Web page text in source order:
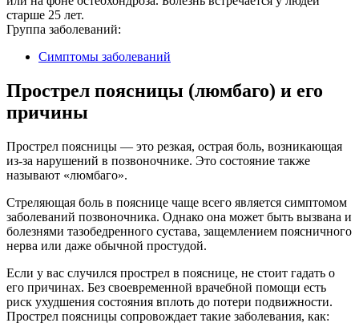
старше 25 лет.
Группа заболеваний:
Симптомы заболеваний
Прострел поясницы (люмбаго) и его
причины
Прострел поясницы — это резкая, острая боль, возникающая
из-за нарушений в позвоночнике. Это состояние также
называют «люмбаго».
Стреляющая боль в пояснице чаще всего является симптомом
заболеваний позвоночника. Однако она может быть вызвана и
болезнями тазобедренного сустава, защемлением поясничного
нерва или даже обычной простудой.
Если у вас случился прострел в пояснице, не стоит гадать о
его причинах. Без своевременной врачебной помощи есть
риск ухудшения состояния вплоть до потери подвижности.
Прострел поясницы сопровождает такие заболевания, как: